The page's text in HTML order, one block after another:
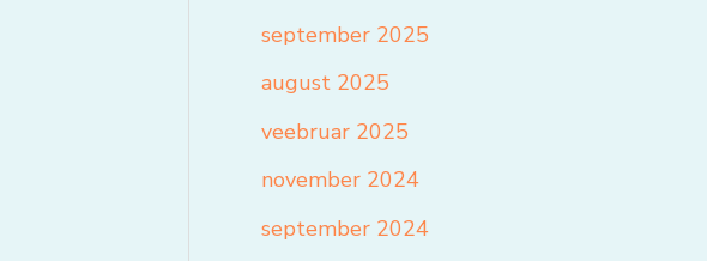
september 2025
august 2025
veebruar 2025
november 2024
september 2024